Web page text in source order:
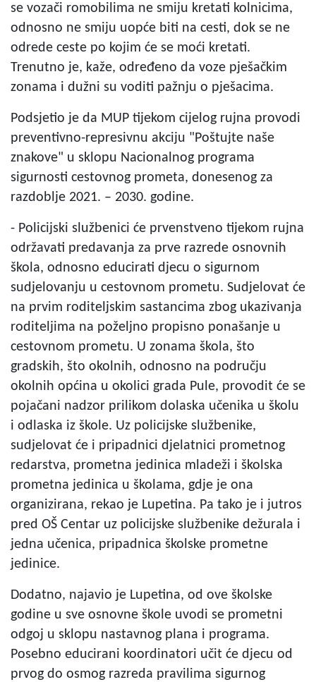
se vozači romobilima ne smiju kretati kolnicima,
odnosno ne smiju uopće biti na cesti, dok se ne
odrede ceste po kojim će se moći kretati.
Trenutno je, kaže, određeno da voze pješačkim
zonama i dužni su voditi pažnju o pješacima.
Podsjetio je da MUP tijekom cijelog rujna provodi
preventivno-represivnu akciju "Poštujte naše
znakove" u sklopu Nacionalnog programa
sigurnosti cestovnog prometa, donesenog za
razdoblje 2021. – 2030. godine.
- Policijski službenici će prvenstveno tijekom rujna
održavati predavanja za prve razrede osnovnih
škola, odnosno educirati djecu o sigurnom
sudjelovanju u cestovnom prometu. Sudjelovat će
na prvim roditeljskim sastancima zbog ukazivanja
roditeljima na poželjno propisno ponašanje u
cestovnom prometu. U zonama škola, što
gradskih, što okolnih, odnosno na području
okolnih općina u okolici grada Pule, provodit će se
pojačani nadzor prilikom dolaska učenika u školu
i odlaska iz škole. Uz policijske službenike,
sudjelovat će i pripadnici djelatnici prometnog
redarstva, prometna jedinica mladeži i školska
prometna jedinica u školama, gdje je ona
organizirana, rekao je Lupetina. Pa tako je i jutros
pred OŠ Centar uz policijske službenike dežurala i
jedna učenica, pripadnica školske prometne
jedinice.
Dodatno, najavio je Lupetina, od ove školske
godine u sve osnovne škole uvodi se prometni
odgoj u sklopu nastavnog plana i programa.
Posebno educirani koordinatori učit će djecu od
prvog do osmog razreda pravilima sigurnog